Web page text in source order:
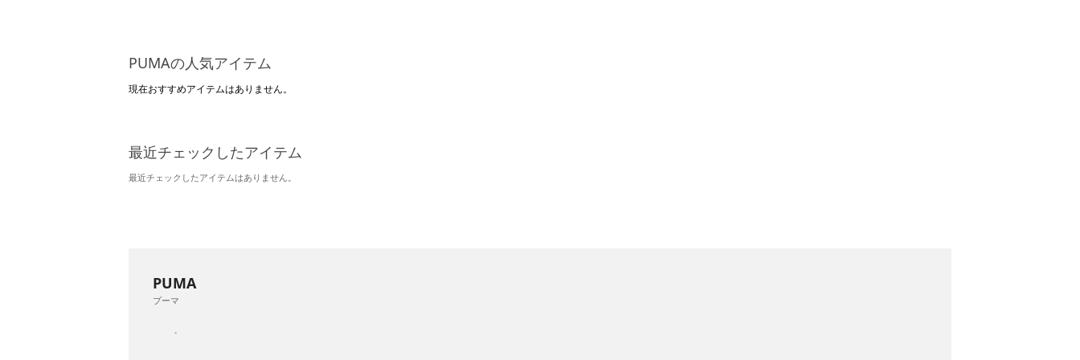
PUMAの人気アイテム
現在おすすめアイテムはありません。
最近チェックしたアイテム
最近チェックしたアイテムはありません。
PUMA
プーマ